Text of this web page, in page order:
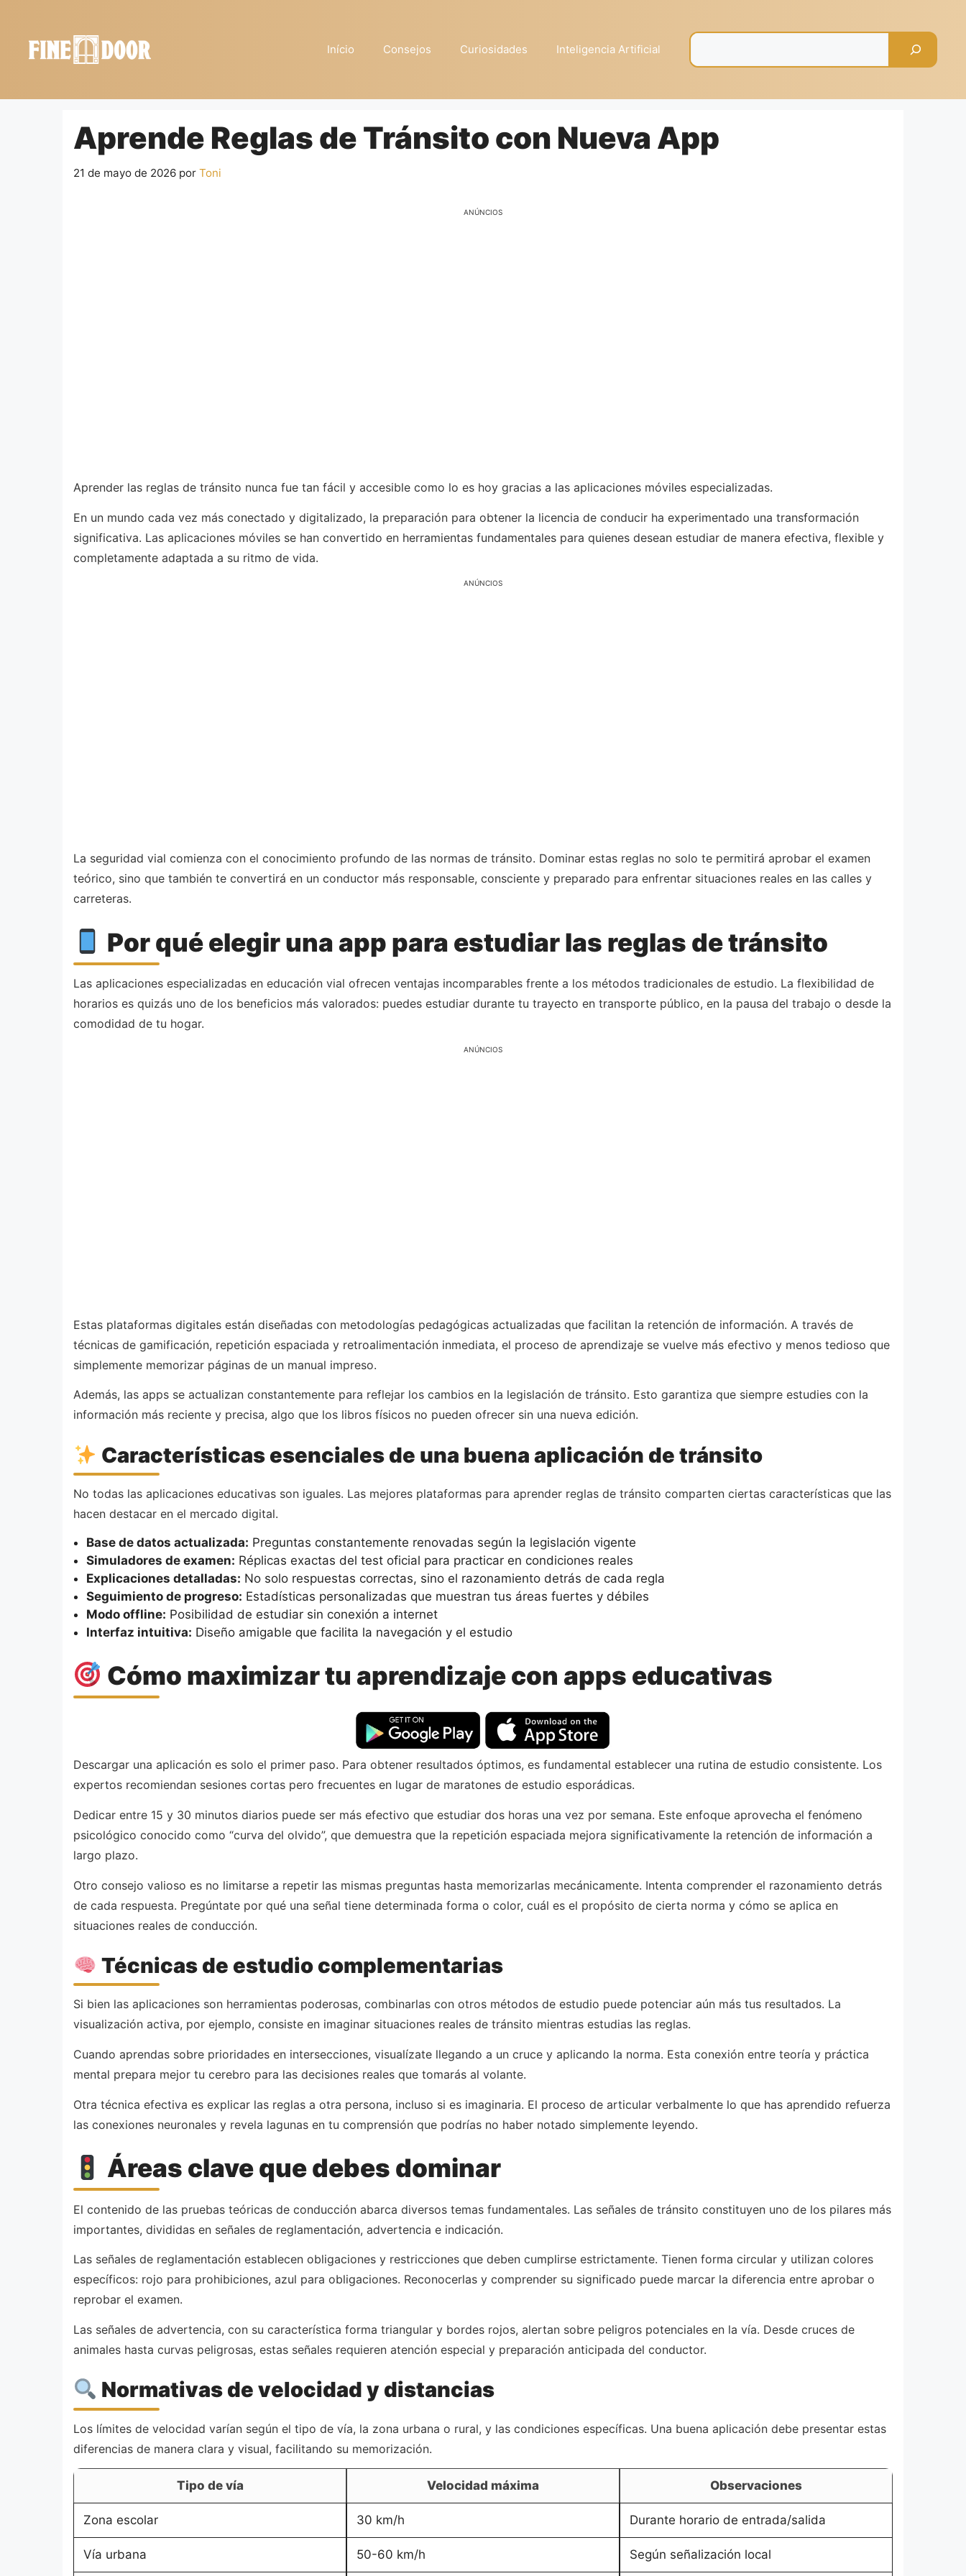
contenido
Início Consejos Curiosidades Inteligencia Artificial
Aprende Reglas de Tránsito con Nueva App
21 de mayo de 2026 por Toni
ANÚNCIOS
Aprender las reglas de tránsito nunca fue tan fácil y accesible como lo es hoy gracias a las aplicaciones móviles especializadas.
En un mundo cada vez más conectado y digitalizado, la preparación para obtener la licencia de conducir ha experimentado una transformación
significativa. Las aplicaciones móviles se han convertido en herramientas fundamentales para quienes desean estudiar de manera efectiva, flexible y
completamente adaptada a su ritmo de vida.
ANÚNCIOS
La seguridad vial comienza con el conocimiento profundo de las normas de tránsito. Dominar estas reglas no solo te permitirá aprobar el examen
teórico, sino que también te convertirá en un conductor más responsable, consciente y preparado para enfrentar situaciones reales en las calles y
carreteras.
Por qué elegir una app para estudiar las reglas de tránsito
Las aplicaciones especializadas en educación vial ofrecen ventajas incomparables frente a los métodos tradicionales de estudio. La flexibilidad de
horarios es quizás uno de los beneficios más valorados: puedes estudiar durante tu trayecto en transporte público, en la pausa del trabajo o desde la
comodidad de tu hogar.
ANÚNCIOS
Estas plataformas digitales están diseñadas con metodologías pedagógicas actualizadas que facilitan la retención de información. A través de
técnicas de gamificación, repetición espaciada y retroalimentación inmediata, el proceso de aprendizaje se vuelve más efectivo y menos tedioso que
simplemente memorizar páginas de un manual impreso.
Además, las apps se actualizan constantemente para reflejar los cambios en la legislación de tránsito. Esto garantiza que siempre estudies con la
información más reciente y precisa, algo que los libros físicos no pueden ofrecer sin una nueva edición.
Características esenciales de una buena aplicación de tránsito
No todas las aplicaciones educativas son iguales. Las mejores plataformas para aprender reglas de tránsito comparten ciertas características que las
hacen destacar en el mercado digital.
Base de datos actualizada: Preguntas constantemente renovadas según la legislación vigente
Simuladores de examen: Réplicas exactas del test oficial para practicar en condiciones reales
Explicaciones detalladas: No solo respuestas correctas, sino el razonamiento detrás de cada regla
Seguimiento de progreso: Estadísticas personalizadas que muestran tus áreas fuertes y débiles
Modo offline: Posibilidad de estudiar sin conexión a internet
Interfaz intuitiva: Diseño amigable que facilita la navegación y el estudio
Cómo maximizar tu aprendizaje con apps educativas
Descargar una aplicación es solo el primer paso. Para obtener resultados óptimos, es fundamental establecer una rutina de estudio consistente. Los
expertos recomiendan sesiones cortas pero frecuentes en lugar de maratones de estudio esporádicas.
Dedicar entre 15 y 30 minutos diarios puede ser más efectivo que estudiar dos horas una vez por semana. Este enfoque aprovecha el fenómeno
psicológico conocido como “curva del olvido”, que demuestra que la repetición espaciada mejora significativamente la retención de información a
largo plazo.
Otro consejo valioso es no limitarse a repetir las mismas preguntas hasta memorizarlas mecánicamente. Intenta comprender el razonamiento detrás
de cada respuesta. Pregúntate por qué una señal tiene determinada forma o color, cuál es el propósito de cierta norma y cómo se aplica en
situaciones reales de conducción.
Técnicas de estudio complementarias
Si bien las aplicaciones son herramientas poderosas, combinarlas con otros métodos de estudio puede potenciar aún más tus resultados. La
visualización activa, por ejemplo, consiste en imaginar situaciones reales de tránsito mientras estudias las reglas.
Cuando aprendas sobre prioridades en intersecciones, visualízate llegando a un cruce y aplicando la norma. Esta conexión entre teoría y práctica
mental prepara mejor tu cerebro para las decisiones reales que tomarás al volante.
Otra técnica efectiva es explicar las reglas a otra persona, incluso si es imaginaria. El proceso de articular verbalmente lo que has aprendido refuerza
las conexiones neuronales y revela lagunas en tu comprensión que podrías no haber notado simplemente leyendo.
Áreas clave que debes dominar
El contenido de las pruebas teóricas de conducción abarca diversos temas fundamentales. Las señales de tránsito constituyen uno de los pilares más
importantes, divididas en señales de reglamentación, advertencia e indicación.
Las señales de reglamentación establecen obligaciones y restricciones que deben cumplirse estrictamente. Tienen forma circular y utilizan colores
específicos: rojo para prohibiciones, azul para obligaciones. Reconocerlas y comprender su significado puede marcar la diferencia entre aprobar o
reprobar el examen.
Las señales de advertencia, con su característica forma triangular y bordes rojos, alertan sobre peligros potenciales en la vía. Desde cruces de
animales hasta curvas peligrosas, estas señales requieren atención especial y preparación anticipada del conductor.
Normativas de velocidad y distancias
Los límites de velocidad varían según el tipo de vía, la zona urbana o rural, y las condiciones específicas. Una buena aplicación debe presentar estas
diferencias de manera clara y visual, facilitando su memorización.
Tipo de vía Velocidad máxima Observaciones
Zona escolar 30 km/h Durante horario de entrada/salida
Vía urbana 50-60 km/h Según señalización local